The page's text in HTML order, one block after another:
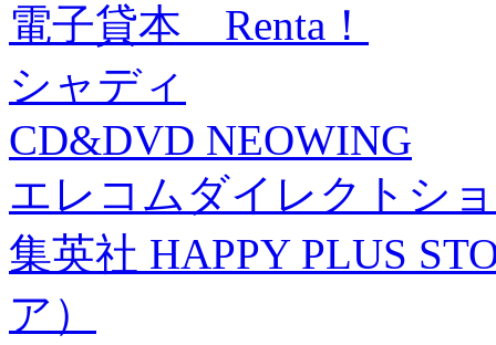
電子貸本 Renta！
シャディ
CD&DVD NEOWING
エレコムダイレクトシ
集英社 HAPPY PLUS
ア）